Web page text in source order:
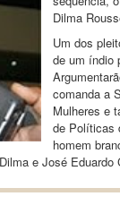
Dilma
Um dos
de um índio
comanda a
Mulheres e
de Políticas
homem
e José Eduardo